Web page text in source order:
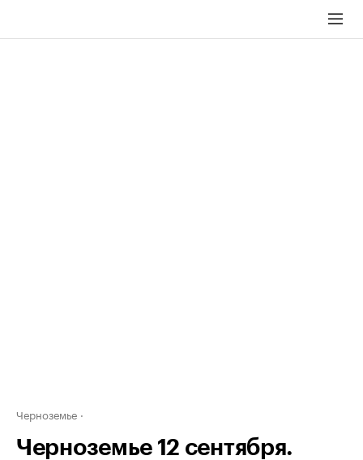
Черноземье
Черноземье 12 сентября.